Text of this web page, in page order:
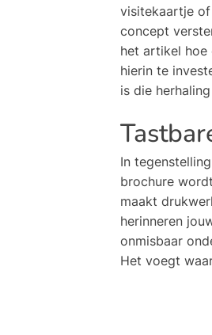
visitekaartje
concept
het artikel hoe
hierin te
is die
In
brochure
maakt
herinneren
onmisbaar
Het voegt